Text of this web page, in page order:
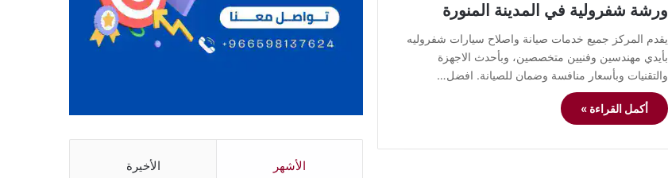
ورشة شفرولية في المدينة المنورة
يقدم المركز جميع خدمات صيانة واصلاح سيارات شفروليه
بأيدي مهندسين وفنيين متخصصين، وبأحدث الاجهزة
والتقنيات وبأسعار منافسة وضمان للصيانة. افضل…
أكمل القراءة »
الأشهر الأخيرة